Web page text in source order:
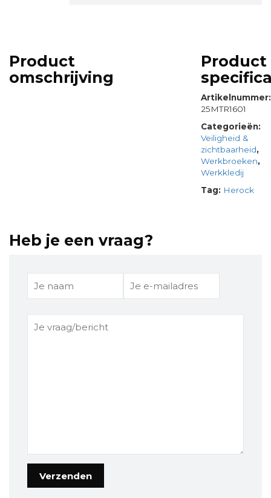
Product
omschrijving
Product
Artikelnummer:
25MTR1601
Categorieën:
Veiligheid &
zichtbaarheid,
Werkbroeken,
Werkkledij
Tag: Herock
Heb je een vraag?